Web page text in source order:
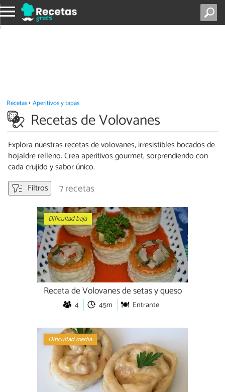
Recetas Aperitivos y tapas
Recetas de Volovanes
Explora nuestras recetas de volovanes, irresistibles bocados de
hojaldre relleno. Crea aperitivos gourmet, sorprendiendo con
cada crujido y sabor único.
Filtros
7 recetas
Dificultad baja
Receta de Volovanes de setas y queso
4 45m Entrante
Dificultad media